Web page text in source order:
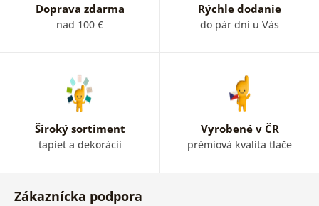
Doprava zdarma
nad 100 €
Rýchle dodanie
do pár dní u Vás
Široký sortiment
tapiet a dekorácii
Vyrobené v ČR
prémiová kvalita tlače
Zákaznícka podpora